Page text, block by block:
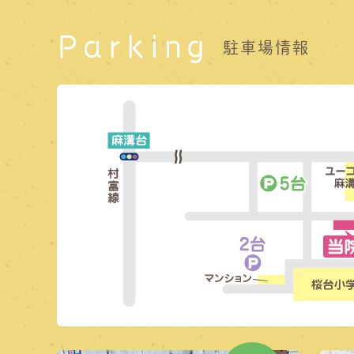
Parking 駐車場情報